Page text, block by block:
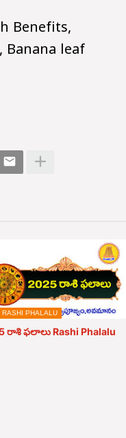
Benefits,
Banana leaf
RASHI PHALALU
రాశి ఫలాలు Rashi Phalalu